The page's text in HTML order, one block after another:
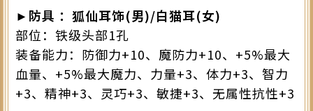
►防具 ：狐仙耳饰(男)/白猫耳(女)
部位：铁级头部1孔
装备能力：防御力+10、魔防力+10、+5%最大
血量、+5%最大魔力、力量+3、体力+3、智力
+3、精神+3、灵巧+3、敏捷+3、无属性抗性+3